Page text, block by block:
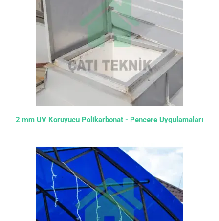
2 mm UV Koruyucu Polikarbonat - Pencere Uygulamaları